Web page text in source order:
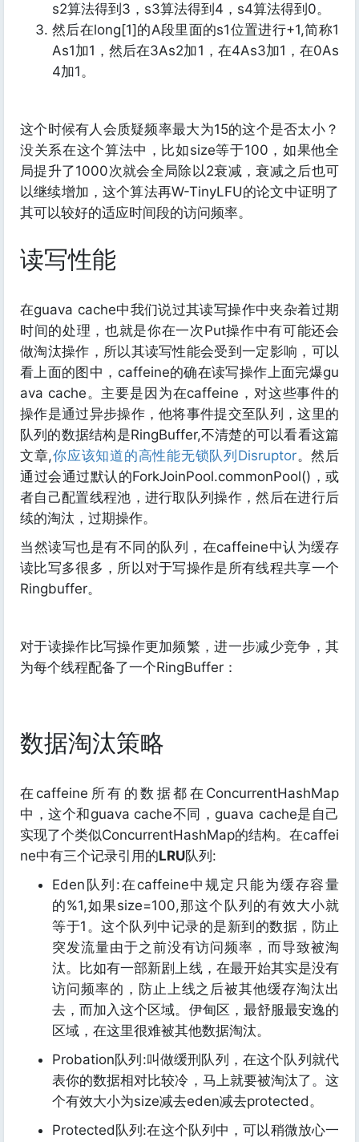
s2算法得到3，s3算法得到4，s4算法得到0。
然后在long[1]的A段里面的s1位置进行+1,简称1
As1加1，然后在3As2加1，在4As3加1，在0As
4加1。
这个时候有人会质疑频率最大为15的这个是否太小？
没关系在这个算法中，比如size等于100，如果他全
局提升了1000次就会全局除以2衰减，衰减之后也可
以继续增加，这个算法再W-TinyLFU的论文中证明了
其可以较好的适应时间段的访问频率。
读写性能
在guava cache中我们说过其读写操作中夹杂着过期
时间的处理，也就是你在一次Put操作中有可能还会
做淘汰操作，所以其读写性能会受到一定影响，可以
看上面的图中，caffeine的确在读写操作上面完爆gu
ava cache。主要是因为在caffeine，对这些事件的
操作是通过异步操作，他将事件提交至队列，这里的
队列的数据结构是RingBuffer,不清楚的可以看看这篇
文章,你应该知道的高性能无锁队列Disruptor。然后
通过会通过默认的ForkJoinPool.commonPool()，或
者自己配置线程池，进行取队列操作，然后在进行后
续的淘汰，过期操作。
当然读写也是有不同的队列，在caffeine中认为缓存
读比写多很多，所以对于写操作是所有线程共享一个
Ringbuffer。
对于读操作比写操作更加频繁，进一步减少竞争，其
为每个线程配备了一个RingBuffer：
数据淘汰策略
在caffeine所有的数据都在ConcurrentHashMap
中，这个和guava cache不同，guava cache是自己
实现了个类似ConcurrentHashMap的结构。在caffei
ne中有三个记录引用的LRU队列:
Eden队列:在caffeine中规定只能为缓存容量
的%1,如果size=100,那这个队列的有效大小就
等于1。这个队列中记录的是新到的数据，防止
突发流量由于之前没有访问频率，而导致被淘
汰。比如有一部新剧上线，在最开始其实是没有
访问频率的，防止上线之后被其他缓存淘汰出
去，而加入这个区域。伊甸区，最舒服最安逸的
区域，在这里很难被其他数据淘汰。
Probation队列:叫做缓刑队列，在这个队列就代
表你的数据相对比较冷，马上就要被淘汰了。这
个有效大小为size减去eden减去protected。
Protected队列:在这个队列中，可以稍微放心一